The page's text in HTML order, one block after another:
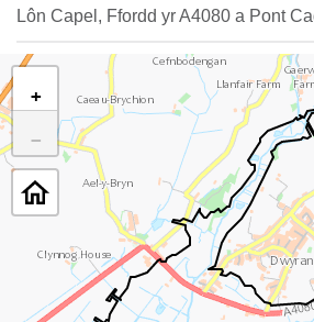
Lôn Capel, Ffordd yr A4080 a Pont
+
−